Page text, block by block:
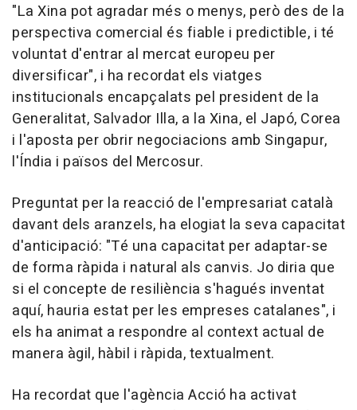
"La Xina pot agradar més o menys, però des de la
perspectiva comercial és fiable i predictible, i té
voluntat d'entrar al mercat europeu per
diversificar", i ha recordat els viatges
institucionals encapçalats pel president de la
Generalitat, Salvador Illa, a la Xina, el Japó, Corea
i l'aposta per obrir negociacions amb Singapur,
l'Índia i països del Mercosur.
Preguntat per la reacció de l'empresariat català
davant dels aranzels, ha elogiat la seva capacitat
d'anticipació: "Té una capacitat per adaptar-se
de forma ràpida i natural als canvis. Jo diria que
si el concepte de resiliència s'hagués inventat
aquí, hauria estat per les empreses catalanes", i
els ha animat a respondre al context actual de
manera àgil, hàbil i ràpida, textualment.
Ha recordat que l'agència Acció ha activat